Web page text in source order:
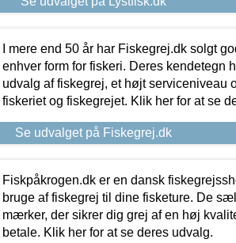
I mere end 50 år har Fiskegrej.dk solgt
enhver form for fiskeri. Deres kendetegn
udvalg af fiskegrej, et højt serviceniveau
fiskeriet og fiskegrejet. Klik her for at se
Se udvalget på Fiskegrej.dk
Fiskpåkrogen.dk er en dansk
bruge af fiskegrej til dine fisketure. De
mærker, der sikrer dig grej af en høj
betale. Klik her for at se deres udvalg.